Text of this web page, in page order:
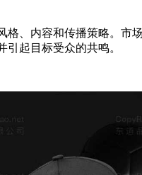
、内容和传播策略。
起目标受众的共鸣。